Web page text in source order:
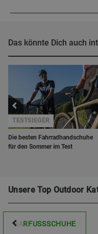
Das könnte Dich auch
Die besten Fahrradhandschuhe
für den Sommer im Test
TESTSIEGER
Unsere Top Outdoor
BARFUSSSCHUHE